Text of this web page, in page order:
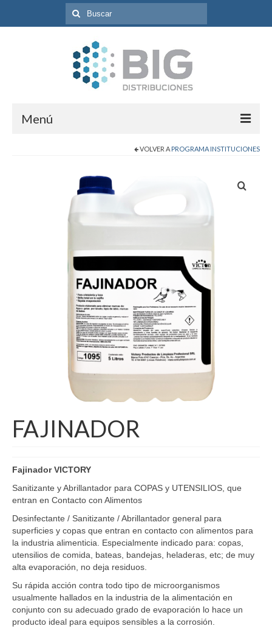
Búsqueda
para:
Menú
Catálogo de Productos
VOLVER A PROGRAMA INSTITUCIONES
FAJINADOR
Fajinador VICTORY
Sanitizante y Abrillantador para COPAS y UTENSILIOS, que
entran en Contacto con Alimentos
Desinfectante / Sanitizante / Abrillantador general para
superficies y copas que entran en contacto con alimentos para
la industria alimenticia. Especialmente indicado para: copas,
utensilios de comida, bateas, bandejas, heladeras, etc; de muy
alta evaporación, no deja residuos.
Su rápida acción contra todo tipo de microorganismos
usualmente hallados en la industria de la alimentación en
conjunto con su adecuado grado de evaporación lo hace un
producto ideal para equipos sensibles a la corrosión.